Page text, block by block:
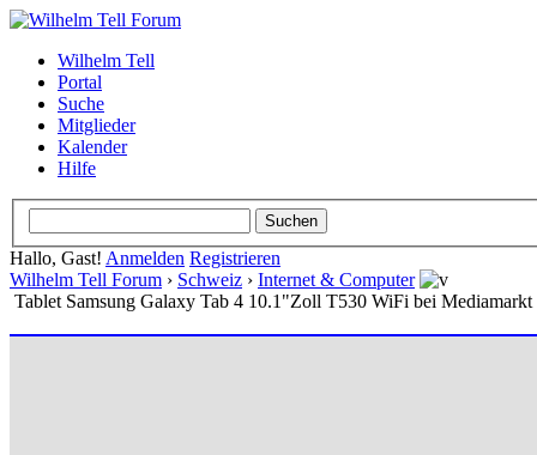
Wilhelm Tell
Portal
Suche
Mitglieder
Kalender
Hilfe
Hallo, Gast! Anmelden Registrieren
Wilhelm Tell Forum › Schweiz › Internet & Computer
Tablet Samsung Galaxy Tab 4 10.1"Zoll T530 WiFi bei